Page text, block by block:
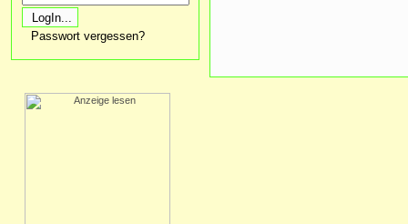
Passwort vergessen?